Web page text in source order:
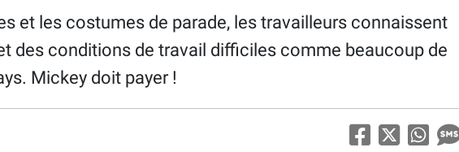
et les costumes de parade, les travailleurs connaissent
des conditions de travail difficiles comme beaucoup de
Mickey doit payer !